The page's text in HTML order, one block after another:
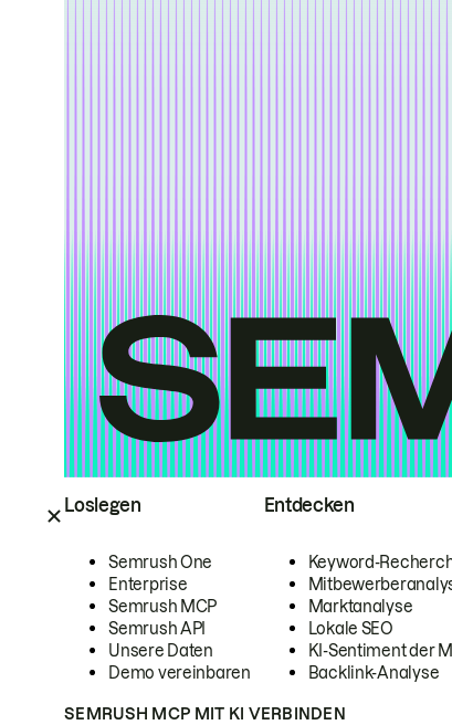
Loslegen
Semrush One
Enterprise
Semrush MCP
Semrush API
Unsere Daten
Demo vereinbaren
Entdecken
Keyword-
Marktanalyse
Lokale SEO
KI-Sentiment der
Backlink-Analyse
SEMRUSH MCP MIT KI VERBINDEN